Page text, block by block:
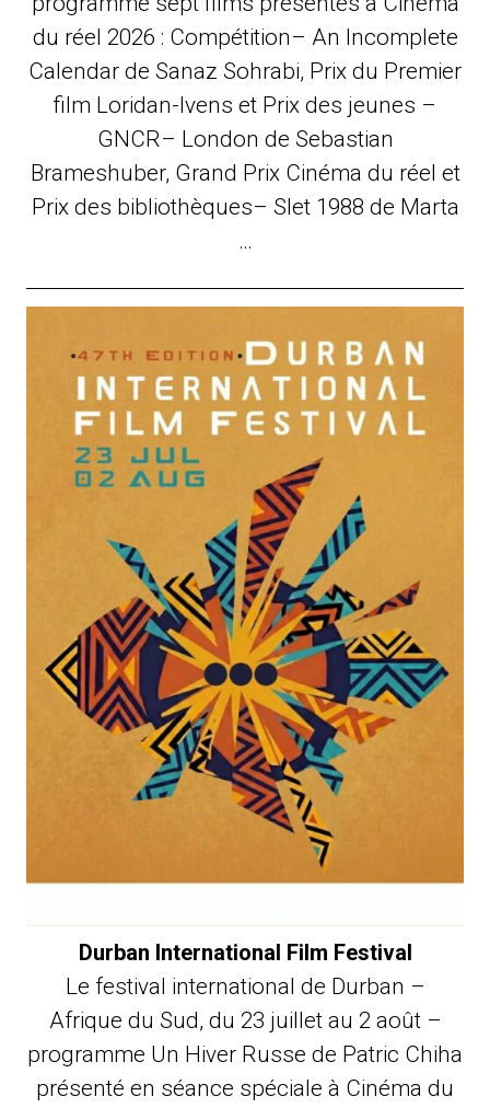
du réel 2026 : Compétition– An Incomplete
Calendar de Sanaz Sohrabi, Prix du Premier
film Loridan-Ivens et Prix des jeunes –
GNCR– London de Sebastian
Brameshuber, Grand Prix Cinéma du réel et
Prix des bibliothèques– Slet 1988 de Marta
…
Durban International Film Festival
Le festival international de Durban –
Afrique du Sud, du 23 juillet au 2 août –
programme Un Hiver Russe de Patric Chiha
présenté en séance spéciale à Cinéma du